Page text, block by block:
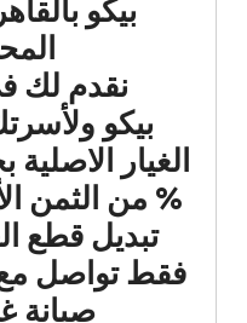
بيكو
نقدم لك
بيكو
% من الثمن
تبديل قطع
فقط تواصل
صيانة